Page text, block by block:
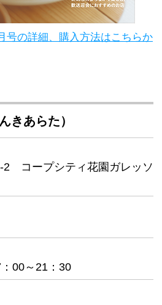
号の詳細、購入方法はこちらか
きあらた）
2 コープシティ花園ガレッソ
00～21：30